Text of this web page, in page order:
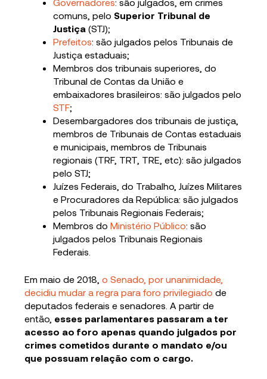
Governadores: são julgados, em crimes
comuns, pelo Superior Tribunal de
Justiça (STJ);
Prefeitos: são julgados pelos Tribunais de
Justiça estaduais;
Membros dos tribunais superiores, do
Tribunal de Contas da União e
embaixadores brasileiros: são julgados pelo
STF;
Desembargadores dos tribunais de justiça,
membros de Tribunais de Contas estaduais
e municipais, membros de Tribunais
regionais (TRF, TRT, TRE, etc): são julgados
pelo STJ;
Juízes Federais, do Trabalho, Juízes Militares
e Procuradores da República: são julgados
pelos Tribunais Regionais Federais;
Membros doMinistério Público: são
julgados pelos Tribunais Regionais
Federais.
Em maio de 2018,o Senado, por unanimidade,
decidiu mudar a regra para foro privilegiado de
deputados federais e senadores. A partir de
então, esses parlamentares passaram a ter
acesso ao foro apenas quando julgados por
crimes cometidos durante o mandato e/ou
que possuam relação com o cargo.